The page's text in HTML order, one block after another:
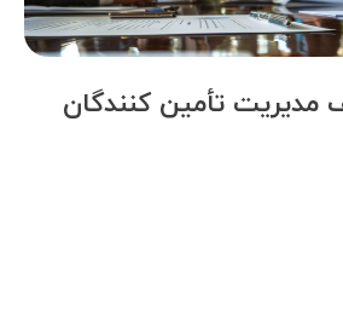
مدیریت تأمین کنندگان